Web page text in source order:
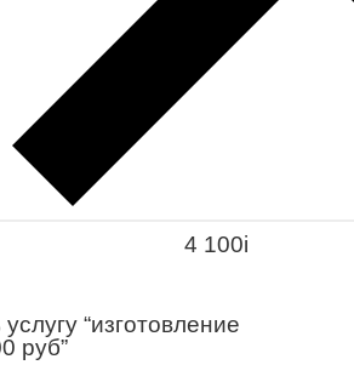
модель
“Оптик-Экспресс”.
Республики
4 100i
“изготовление
руб”